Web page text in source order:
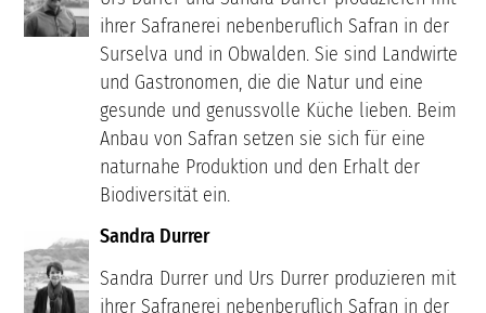
ihrer Safranerei nebenberuflich Safran in der
Surselva und in Obwalden. Sie sind Landwirte
und Gastronomen, die die Natur und eine
gesunde und genussvolle Küche lieben. Beim
Anbau von Safran setzen sie sich für eine
naturnahe Produktion und den Erhalt der
Biodiversität ein.
Sandra Durrer
Sandra Durrer und Urs Durrer produzieren mit
ihrer Safranerei nebenberuflich Safran in der